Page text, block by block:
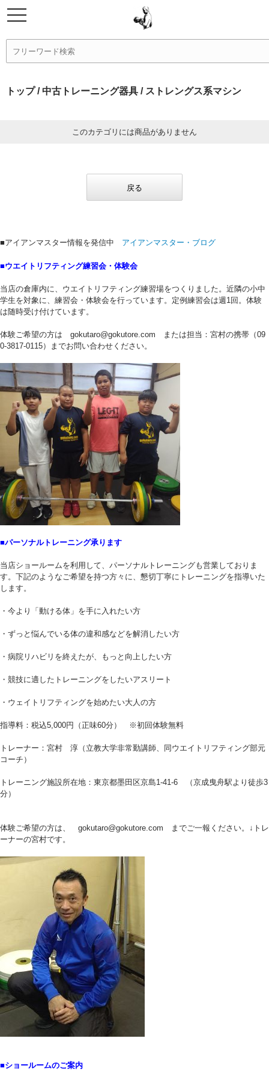
トップ/ 中古トレーニング器具 / ストレングス系マシン
このカテゴリには商品がありません
戻る
■アイアンマスター情報を発信中 アイアンマスター・ブログ
■ウエイトリフティング練習会・体験会
当店の倉庫内に、ウエイトリフティング練習場をつくりました。近隣の小中
学生を対象に、練習会・体験会を行っています。定例練習会は週1回。体験
は随時受け付けています。
体験ご希望の方は gokutaro@gokutore.com または担当：宮村の携帯（09
0-3817-0115）までお問い合わせください。
■パーソナルトレーニング承ります
当店ショールームを利用して、パーソナルトレーニングも営業しておりま
す。下記のようなご希望を持つ方々に、懇切丁寧にトレーニングを指導いた
します。
・今より「動ける体」を手に入れたい方
・ずっと悩んでいる体の違和感などを解消したい方
・病院リハビリを終えたが、もっと向上したい方
・競技に適したトレーニングをしたいアスリート
・ウェイトリフティングを始めたい大人の方
指導料：税込5,000円（正味60分） ※初回体験無料
トレーナー：宮村 淳（立教大学非常勤講師、同ウエイトリフティング部元
コーチ）
トレーニング施設所在地：東京都墨田区京島1-41-6 （京成曳舟駅より徒歩3
分）
体験ご希望の方は、 gokutaro@gokutore.com までご一報ください。↓トレ
ーナーの宮村です。
■ショールームのご案内